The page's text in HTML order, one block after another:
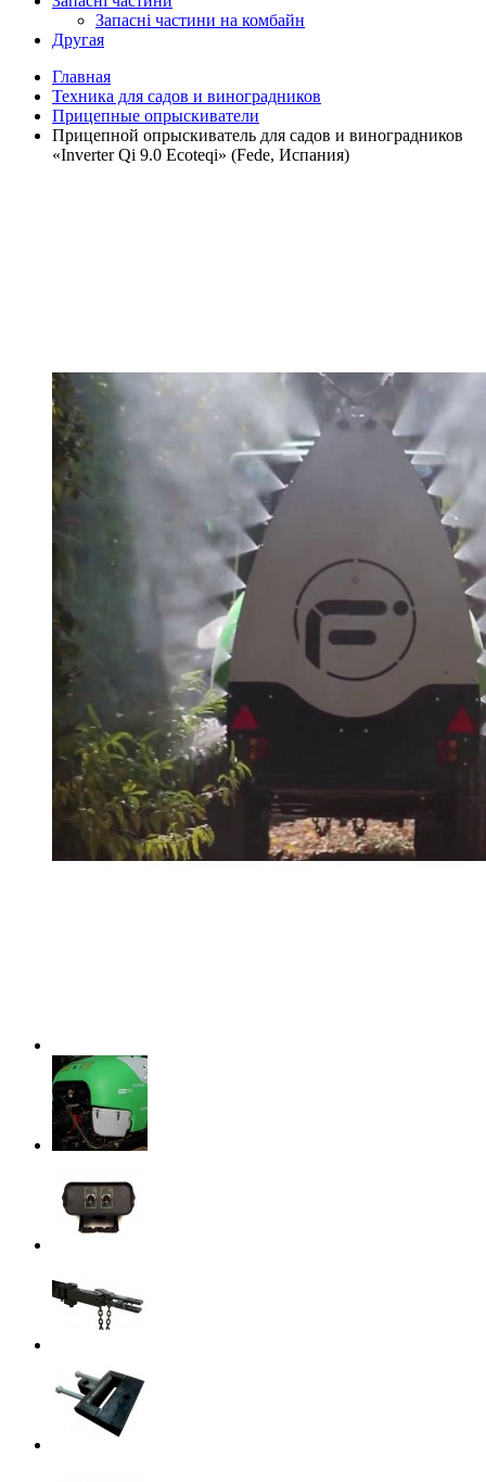
Запасні частини на комбайн
Другая
Главная
Техника для садов и виноградников
Прицепные опрыскиватели
Прицепной опрыскиватель для садов и виноградников
«Inverter Qi 9.0 Ecoteqi» (Fede, Испания)